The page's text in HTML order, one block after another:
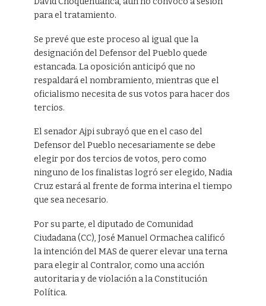
para el tratamiento.
Se prevé que este proceso al igual que la
designación del Defensor del Pueblo quede
estancada. La oposición anticipó que no
respaldará el nombramiento, mientras que el
oficialismo necesita de sus votos para hacer dos
tercios.
El senador Ajpi subrayó que en el caso del
Defensor del Pueblo necesariamente se debe
elegir por dos tercios de votos, pero como
ninguno de los finalistas logró ser elegido, Nadia
Cruz estará al frente de forma interina el tiempo
que sea necesario.
Por su parte, el diputado de Comunidad
Ciudadana (CC), José Manuel Ormachea calificó
la intención del MAS de querer elevar una terna
para elegir al Contralor, como una acción
autoritaria y de violación a la Constitución
Política.